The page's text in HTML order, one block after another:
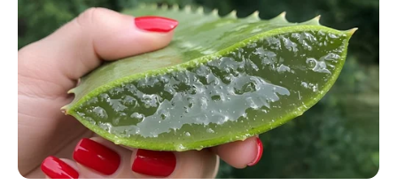
Langka Banget! 10 Pose Lucu
Katak yang Bikin Ketawa
Gemes